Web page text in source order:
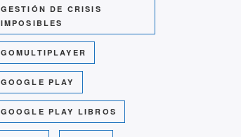
GESTIÓN DE CRISIS
IMPOSIBLES
GOMULTIPLAYER
GOOGLE PLAY
GOOGLE PLAY LIBROS